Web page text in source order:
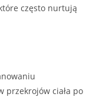
często nurtują
przekrojów ciała po